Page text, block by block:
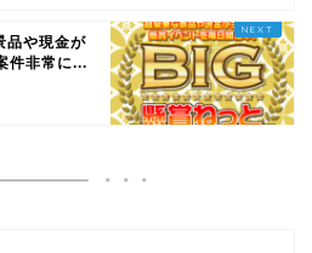
品や現金が
件非常に...